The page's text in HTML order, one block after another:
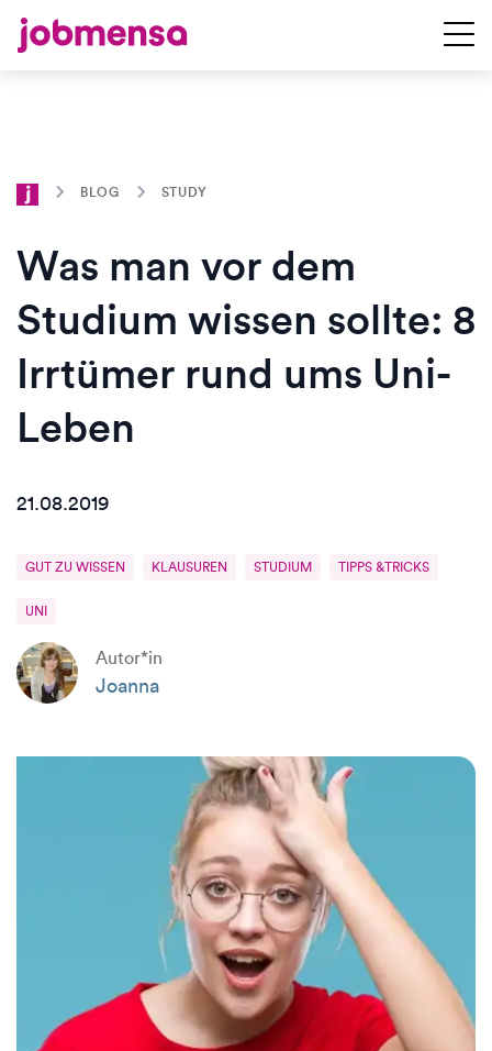
BLOG STUDY
Was man vor dem
Studium wissen sollte: 8
Irrtümer rund ums Uni-
Leben
21.08.2019
GUT ZU WISSEN KLAUSUREN STUDIUM TIPPS &TRICKS
UNI
Autor*in
Joanna